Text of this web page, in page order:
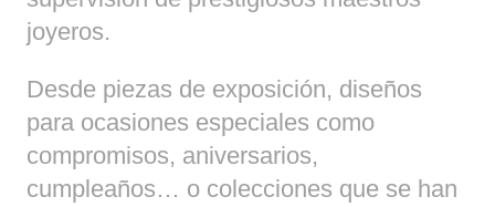
joyeros.
Desde piezas de exposición, diseños
para ocasiones especiales como
compromisos, aniversarios,
cumpleaños… o colecciones que se han